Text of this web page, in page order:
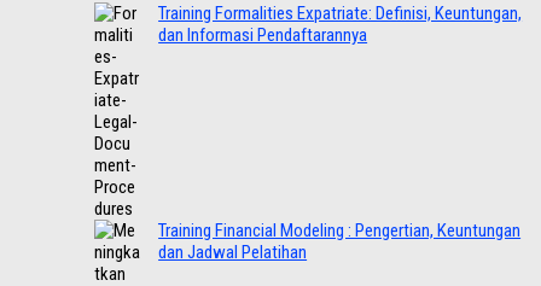
Training Formalities Expatriate: Definisi, Keuntungan,
dan Informasi Pendaftarannya
Training Financial Modeling : Pengertian, Keuntungan
dan Jadwal Pelatihan